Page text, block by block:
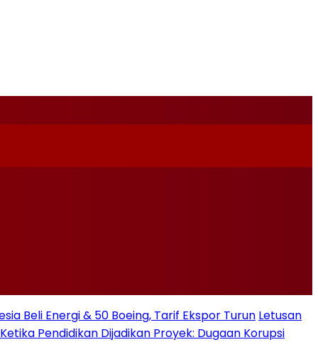
Beli Energi & 50 Boeing, Tarif Ekspor Turun Letusan
Ketika Pendidikan Dijadikan Proyek: Dugaan Korupsi